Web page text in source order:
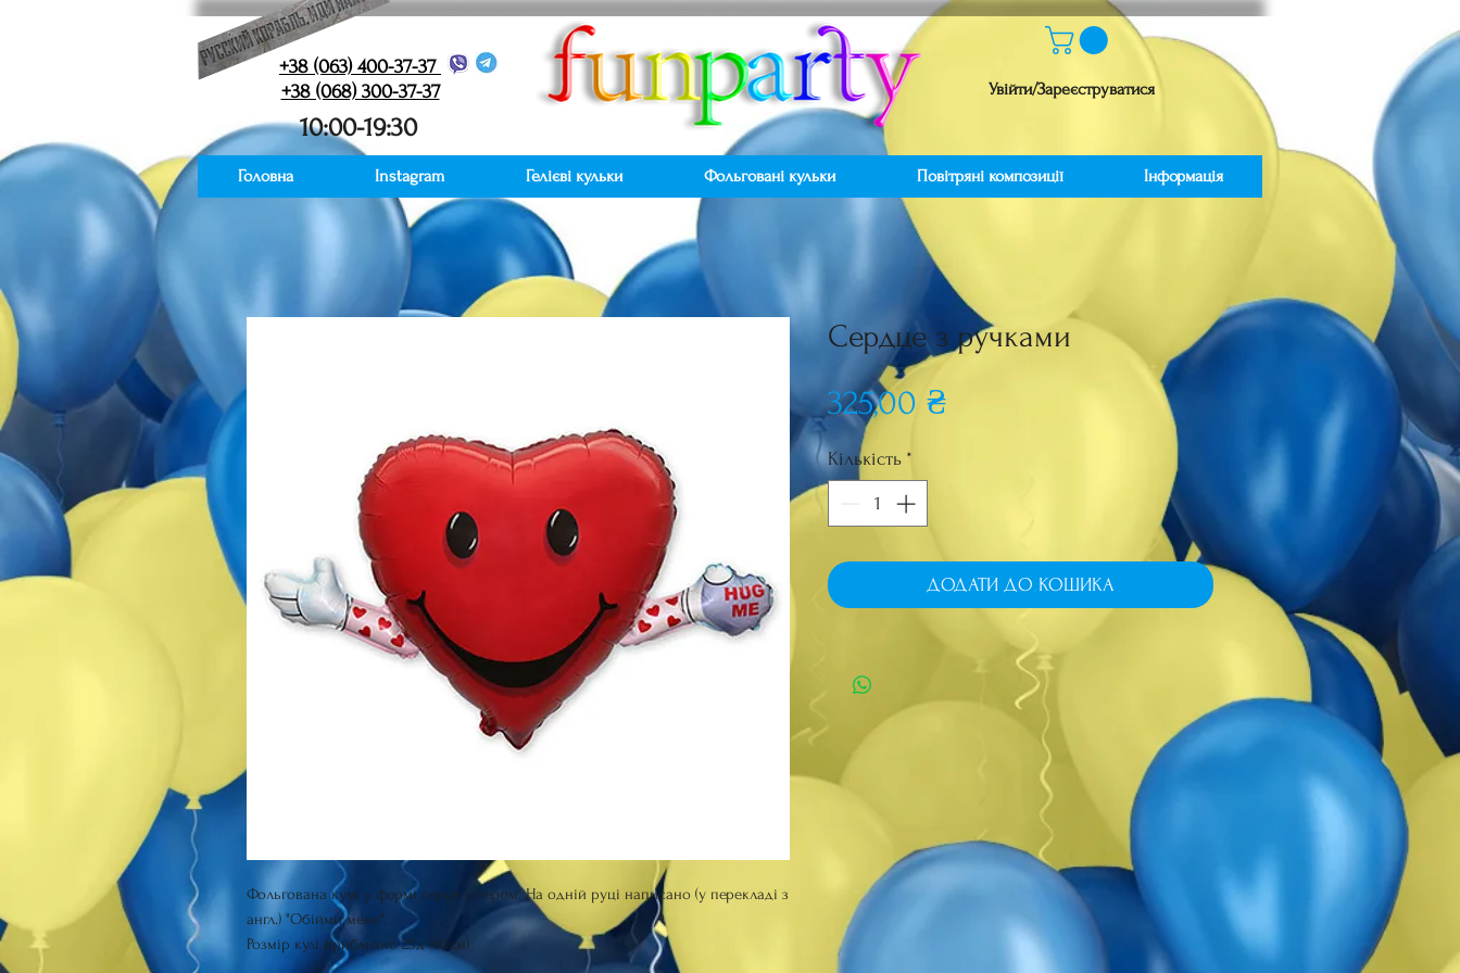
+38 (063) 400-37-37
+38 (068) 300-37-37
10:00-19:30
Увійти/Зареєструватися
Фольгована куля у формі серця з пером. На одній руці написано (у перекладі з
англ.) "Обійми мене".
Розмір кулі приблизно 25д (60см)
Сердце з ручками
325,00 ₴Ціна
Кількість *
ДОДАТИ ДО КОШИКА
Головна Instagram Гелієві кульки Фольговані кульки Повітряні композиції Інформація